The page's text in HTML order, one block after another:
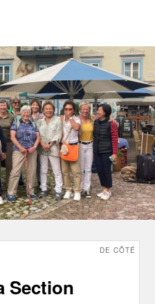
DE CÔTÉ
Section